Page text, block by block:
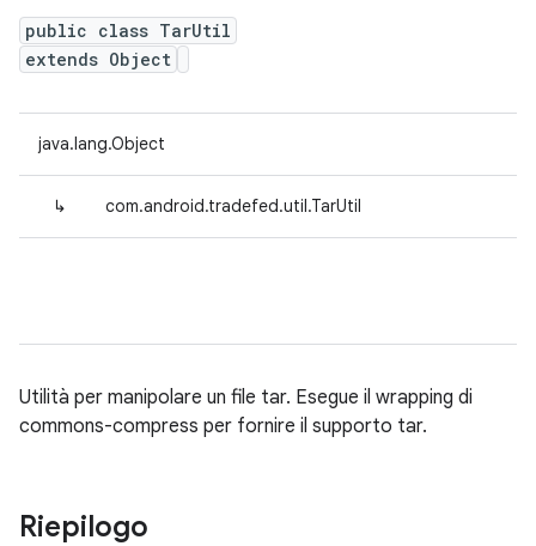
public class TarUtil
extends Object
java.lang.Object
↳ com.android.tradefed.util.TarUtil
Utilità per manipolare un file tar. Esegue il wrapping di
commons-compress per fornire il supporto tar.
Riepilogo